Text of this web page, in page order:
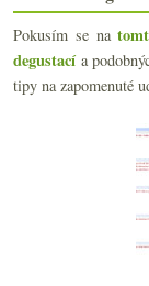
Kalné bubliny
Zábavná
Naturální
Zábavná
Herzánovic
Dvakrát
Pokusím se na
degustacía
tipy na zapomenuté